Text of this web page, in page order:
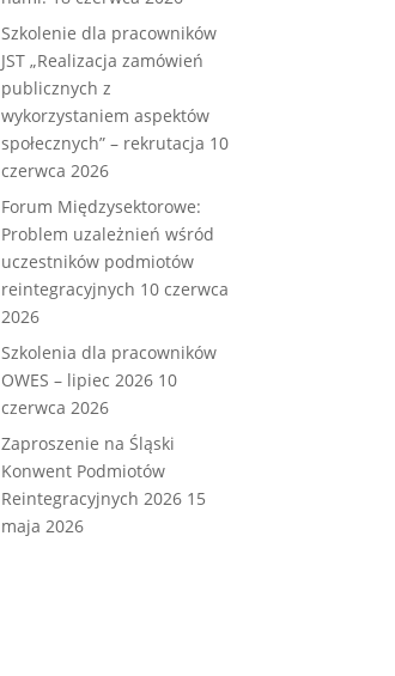
Szkolenie dla pracowników
JST „Realizacja zamówień
publicznych z
wykorzystaniem aspektów
społecznych” – rekrutacja 10
czerwca 2026
Forum Międzysektorowe:
Problem uzależnień wśród
uczestników podmiotów
reintegracyjnych 10 czerwca
2026
Szkolenia dla pracowników
OWES – lipiec 2026 10
czerwca 2026
Zaproszenie na Śląski
Konwent Podmiotów
Reintegracyjnych 2026 15
maja 2026